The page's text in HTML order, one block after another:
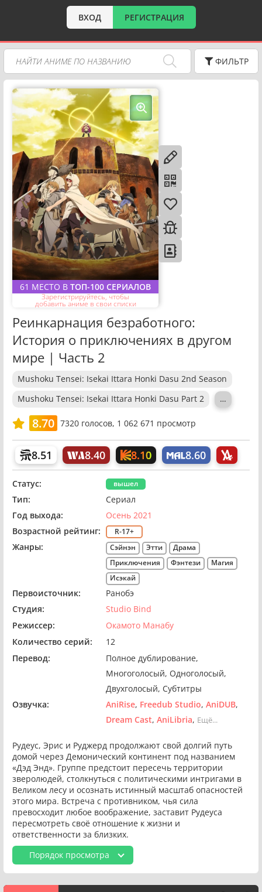
ВХОД РЕГИСТРАЦИЯ
ФИЛЬТР
61 МЕСТО В ТОП-100 СЕРИАЛОВ
Зарегистрируйтесь, чтобы
добавить аниме в свои списки
Реинкарнация безработного:
История о приключениях в другом
мире | Часть 2
Mushoku Tensei: Isekai Ittara Honki Dasu 2nd Season
Mushoku Tensei: Isekai Ittara Honki Dasu Part 2
…
8.70 7320голосов, 1 062 671 просмотр
8.51 8.40 8.10 8.60
Статус: вышел
Тип:
Сериал
Год выхода:
Осень 2021
Возрастной рейтинг:
R-17+
Жанры: Сэйнэн Этти
Драма
Приключения
Фэнтези
Магия
Исэкай
Первоисточник:
Ранобэ
Студия:
Studio Bind
Режиссер:
Окамото Манабу
Количество серий:
12
Перевод:
Полное дублирование
Многоголосый Одноголосый
Двухголосый Субтитры
Озвучка:
AniRise Freedub Studio AniDUB
Dream Cast AniLibria Ещё...
Рудеус, Эрис и Руджерд продолжают свой долгий путь
домой через Демонический континент под названием
«Дэд Энд». Группе предстоит пересечь территории
зверолюдей, столкнуться с политическими интригами в
Великом лесу и осознать истинный масштаб опасностей
этого мира. Встреча с противником, чья сила
превосходит любое воображение, заставит Рудеуса
пересмотреть своё отношение к жизни и
ответственности за близких.
Порядок просмотра